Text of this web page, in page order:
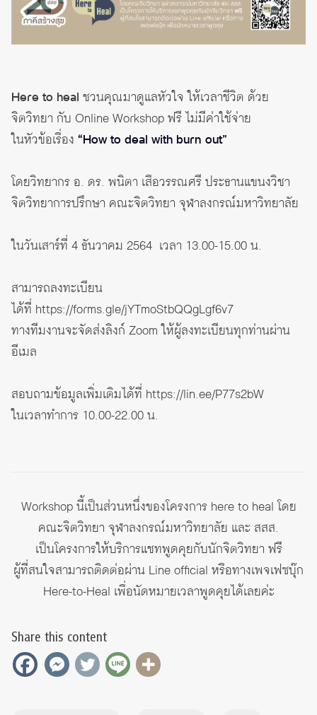
Here to heal ชวนคุณมาดูแลหัวใจ ให้เวลาชีวิต ด้วย
จิตวิทยา กับ Online Workshop ฟรี ไม่มีค่าใช้จ่าย
ในหัวข้อเรื่อง “How to deal with burn out”
โดยวิทยากร อ. ดร. พนิตา เสือวรรณศรี ประธานแขนงวิชา
จิตวิทยาการปรึกษา คณะจิตวิทยา จุฬาลงกรณ์มหาวิทยาลัย
ในวันเสาร์ที่ 4 ธันวาคม 2564 เวลา 13.00-15.00 น.
สามารถลงทะเบียน
ได้ที่ https://forms.gle/jYTmoStbQQgLgf6v7
ทางทีมงานจะจัดส่งลิงก์ Zoom ให้ผู้ลงทะเบียนทุกท่านผ่าน
อีเมล
สอบถามข้อมูลเพิ่มเติมได้ที่ https://lin.ee/P77s2bW
ในเวลาทำการ 10.00-22.00 น.
Workshop นี้เป็นส่วนหนึ่งของโครงการ here to heal โดย
คณะจิตวิทยา จุฬาลงกรณ์มหาวิทยาลัย และ สสส.
เป็นโครงการให้บริการแชทพูดคุยกับนักจิตวิทยา ฟรี
ผู้ที่สนใจสามารถติดต่อผ่าน Line official หรือทางเพจเฟซบุ๊ก
Here-to-Heal เพื่อนัดหมายเวลาพูดคุยได้เลยค่ะ
Share this content